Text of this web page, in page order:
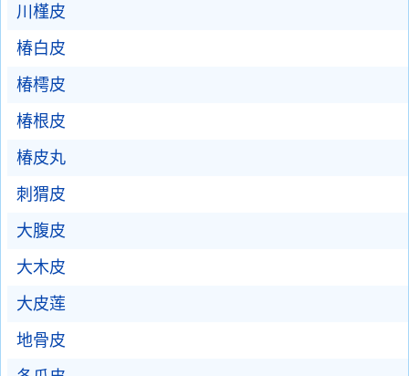
川槿皮
椿白皮
椿樗皮
椿根皮
椿皮丸
刺猬皮
大腹皮
大木皮
大皮莲
地骨皮